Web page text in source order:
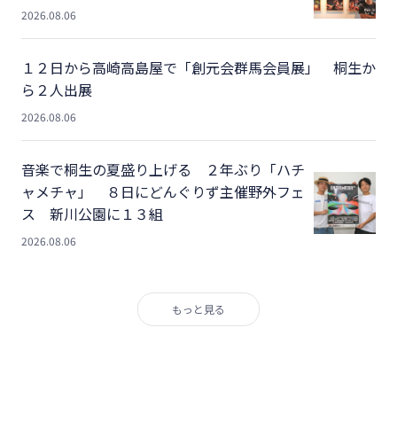
2026.08.06
１２日から高崎高島屋で「創元会群馬会員展」 桐生か
ら２人出展
2026.08.06
音楽で桐生の夏盛り上げる ２年ぶり「ハチ
ャメチャ」 ８日にどんぐりず主催野外フェ
ス 新川公園に１３組
2026.08.06
もっと見る